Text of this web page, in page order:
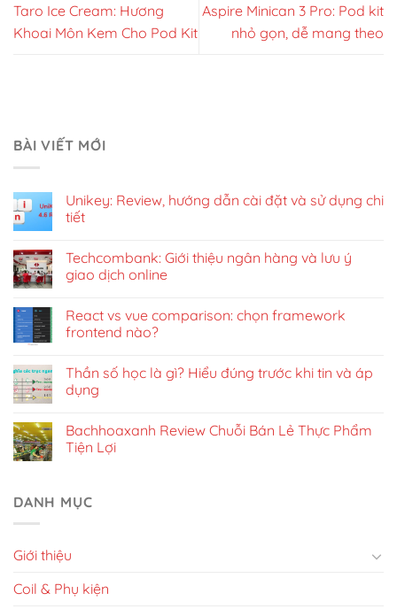
Taro Ice Cream: Hương
Khoai Môn Kem Cho Pod Kit
Aspire Minican 3 Pro: Pod kit
nhỏ gọn, dễ mang theo
BÀI VIẾT MỚI
Unikey: Review, hướng dẫn cài đặt và sử dụng chi
tiết
Techcombank: Giới thiệu ngân hàng và lưu ý
giao dịch online
React vs vue comparison: chọn framework
frontend nào?
Thần số học là gì? Hiểu đúng trước khi tin và áp
dụng
Bachhoaxanh Review Chuỗi Bán Lẻ Thực Phẩm
Tiện Lợi
DANH MỤC
Giới thiệu
Coil & Phụ kiện